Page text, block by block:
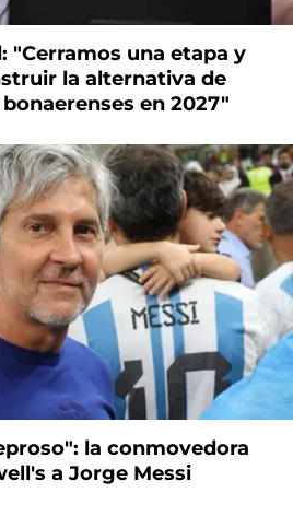
"Cerramos una etapa y
la alternativa de
en 2027"
la conmovedora
a Jorge Messi